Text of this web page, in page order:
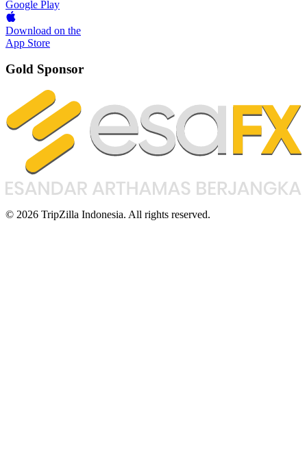
Google Play
Download on the
App Store
Gold Sponsor
© 2026 TripZilla Indonesia. All rights reserved.